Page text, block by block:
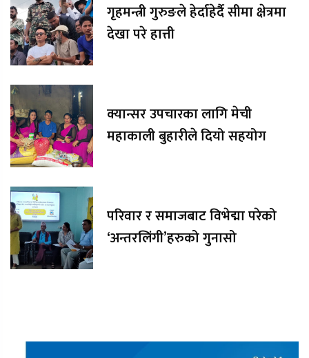
गृहमन्त्री गुरुङले हेर्दाहेर्दै सीमा क्षेत्रमा
देखा परे हात्ती
क्यान्सर उपचारका लागि मेची
महाकाली बुहारीले दियो सहयोग
परिवार र समाजबाट विभेद्मा परेको
‘अन्तरलिंगी’हरुको गुनासो